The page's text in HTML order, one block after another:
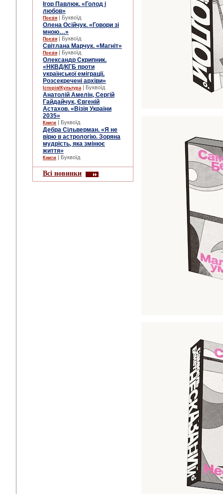
Ігор Павлюк. «Голод і
любов»
Поезія | Буквоїд
Олена Осійчук. «Говори зі
мною…»
Поезія | Буквоїд
Світлана Марчук. «Магніт»
Поезія | Буквоїд
Олександр Скрипник.
«НКВД/КГБ проти
української еміграції.
Розсекречені архіви»
Історія/Культура | Буквоїд
Анатолій Амелін, Сергій
Гайдайчук, Євгеній
Астахов. «Візія України
2035»
Книги | Буквоїд
Дебра Сільверман. «Я не
вірю в астрологію. Зоряна
мудрість, яка змінює
життя»
Книги | Буквоїд
Всі новинки